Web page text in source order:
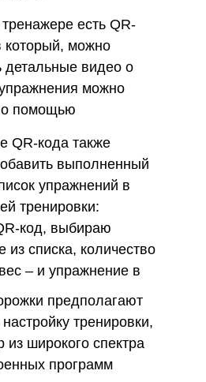
есть QR-
который, можно
детальные видео о
можно
помощью
QR-кода также
выполненный
упражнений в
тренировки:
код, выбираю
из списка, количество
– и упражнение в
предполагают
тренировки,
из широкого спектра
программ